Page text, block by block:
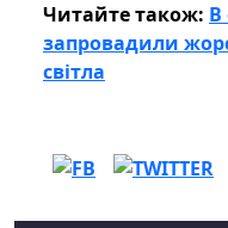
Читайте також: В
запровадили
світла